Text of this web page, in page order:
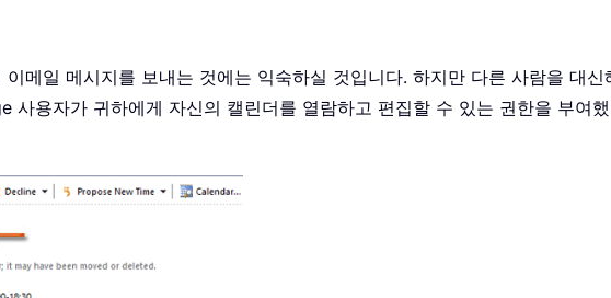
메일 메시지를 보내는 것에는 익숙하실 것입니다. 하지만 다른 사람을 대
사용자가 귀하에게 자신의 캘린더를 열람하고 편집할 수 있는 권한을 부